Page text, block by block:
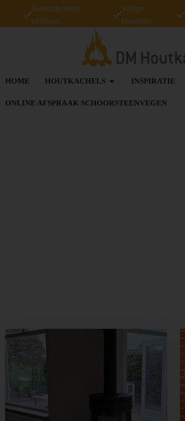
Gecertificeerde
monteurs
Veilige
installatie
HOME HOUTKACHELS INSPIRATIE
ONLINE AFSPRAAK SCHOORSTEENVEGEN